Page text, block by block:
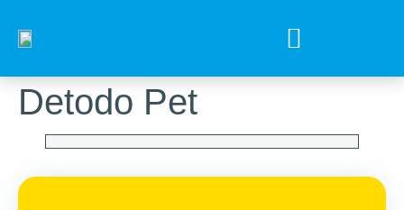
Detodo Pet